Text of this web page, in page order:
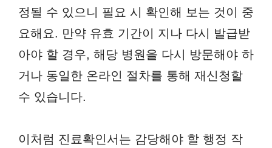
정될 수 있으니 필요 시 확인해 보는 것이 중
요해요. 만약 유효 기간이 지나 다시 발급받
아야 할 경우, 해당 병원을 다시 방문해야 하
거나 동일한 온라인 절차를 통해 재신청할
수 있습니다.
이처럼 진료확인서는 감당해야 할 행정 작